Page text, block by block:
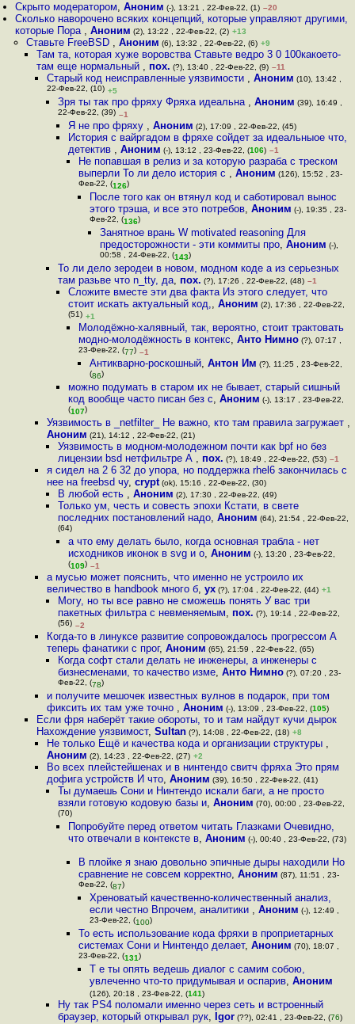
Скрыто модератором,Аноним (-), 13:21 , 22-Фев-22, (1) –20
Сколько наворочено всяких концепций, которые управляют другими,
которые Пора ,Аноним (2), 13:22 , 22-Фев-22, (2) +13
Ставьте FreeBSD , Аноним (6), 13:32 , 22-Фев-22, (6) +9
Там та, которая хуже воровства Ставьте ведро 3 0 100какоето-
там еще нормальный , пох. (?), 13:40 , 22-Фев-22, (9) –11
Старый код неисправленные уязвимости ,Аноним (10), 13:42 ,
22-Фев-22, (10) +5
Зря ты так про фряху Фряха идеальна , Аноним (39), 16:49 ,
22-Фев-22, (39) –1
Я не про фряху , Аноним (2), 17:09 , 22-Фев-22, (45)
История с вайргадом в фряхе сойдет за идеальныое что,
детектив , Аноним (-), 13:12 , 23-Фев-22, (106) –1
Не попавшая в релиз и за которую разраба с треском
выперли То ли дело история с ,Аноним (126), 15:52 , 23-
Фев-22, (126)
После того как он втянул код и саботировал вынос
этого трэша, и все это потребов, Аноним (-), 19:35 , 23-
Фев-22, (136)
Занятное врань W motivated reasoning Для
предосторожности - эти коммиты про, Аноним (-),
00:58 , 24-Фев-22, (143)
То ли дело зеродеи в новом, модном коде а из серьезных
там разьве что n_tty, да, пох. (?), 17:26 , 22-Фев-22, (48) –1
Сложите вместе эти два факта Из этого следует, что
стоит искать актуальный код,, Аноним (2), 17:36 , 22-Фев-22,
(51) +1
Молодёжно-халявный, так, вероятно, стоит трактовать
модно-молодёжность в контекс,Анто Нимно (?), 07:17 ,
23-Фев-22, (77) –1
Антикварно-роскошный, Антон Им (?), 11:25 , 23-Фев-22,
(86)
можно подумать в старом их не бывает, старый сишный
код вообще часто писан без с, Аноним (-), 13:17 , 23-Фев-22,
(107)
Уязвимость в _netfilter_ Не важно, кто там правила загружает ,
Аноним (21), 14:12 , 22-Фев-22, (21)
Уязвимость в модном-молодежном почти как bpf но без
лицензии bsd нетфильтре А , пох. (?), 18:49 , 22-Фев-22, (53) –1
я сидел на 2 6 32 до упора, но поддержка rhel6 закончилась с
нее на freebsd чу,crypt (ok), 15:16 , 22-Фев-22, (30)
В любой есть , Аноним (2), 17:30 , 22-Фев-22, (49)
Только ум, честь и совесть эпохи Кстати, в свете
последних постановлений надо, Аноним (64), 21:54 , 22-Фев-22,
(64)
а что ему делать было, когда основная трабла - нет
исходников иконок в svg и о, Аноним (-), 13:20 , 23-Фев-22,
(109) –1
а мусью может пояснить, что именно не устроило их
величество в handbook много б,ух (?), 17:04 , 22-Фев-22, (44) +1
Могу, но ты все равно не сможешь понять У вас три
пакетных фильтра с невменяемым, пох. (?), 19:14 , 22-Фев-22,
(56) –2
Когда-то в линуксе развитие сопровождалось прогрессом А
теперь фанатики с прог,Аноним (65), 21:59 , 22-Фев-22, (65)
Когда софт стали делать не инженеры, а инженеры с
бизнесменами, то качество изме, Анто Нимно(?), 07:20 , 23-
Фев-22, (78)
и получите мешочек известных вулнов в подарок, при том
фиксить их там уже точно ,Аноним (-), 13:09 , 23-Фев-22, (105)
Если фря наберёт такие обороты, то и там найдут кучи дырок
Нахождение уязвимост, Sultan(?), 14:08 , 22-Фев-22, (18) +8
Не только Ещё и качества кода и организации структуры ,
Аноним (2), 14:23 , 22-Фев-22, (27) +2
Во всех плейстейшенах и в нинтендо свитч фряха Это прям
дофига устройств И что,Аноним (39), 16:50 , 22-Фев-22, (41)
Ты думаешь Сони и Нинтендо искали баги, а не просто
взяли готовую кодовую базы и, Аноним (70), 00:00 , 23-Фев-22,
(70)
Попробуйте перед ответом читать Глазками Очевидно,
что отвечали в контексте в, Аноним (-), 00:40 , 23-Фев-22, (73)
В плойке я знаю довольно эпичные дыры находили Но
сравнение не совсем корректно,Аноним (87), 11:51 , 23-
Фев-22, (87)
Хреноватый качественно-количественный анализ,
если честно Впрочем, аналитики , Аноним (-), 12:49 ,
23-Фев-22, (100)
То есть использование кода фряхи в проприетарных
системах Сони и Нинтендо делает,Аноним (70), 18:07 ,
23-Фев-22, (131)
Т е ты опять ведешь диалог с самим собою,
увлеченно что-то придумывая и оспарив, Аноним
(126), 20:18 , 23-Фев-22, (141)
Ну так PS4 поломали именно через сеть и встроенный
браузер, который открывал рук, Igor(??), 02:41 , 23-Фев-22, (76)